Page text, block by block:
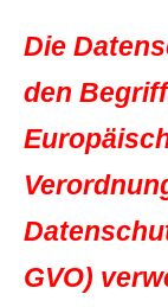
Die
den
GVO)